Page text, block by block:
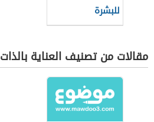
للبشرة
مقالات من تصنيف العناية بالذات